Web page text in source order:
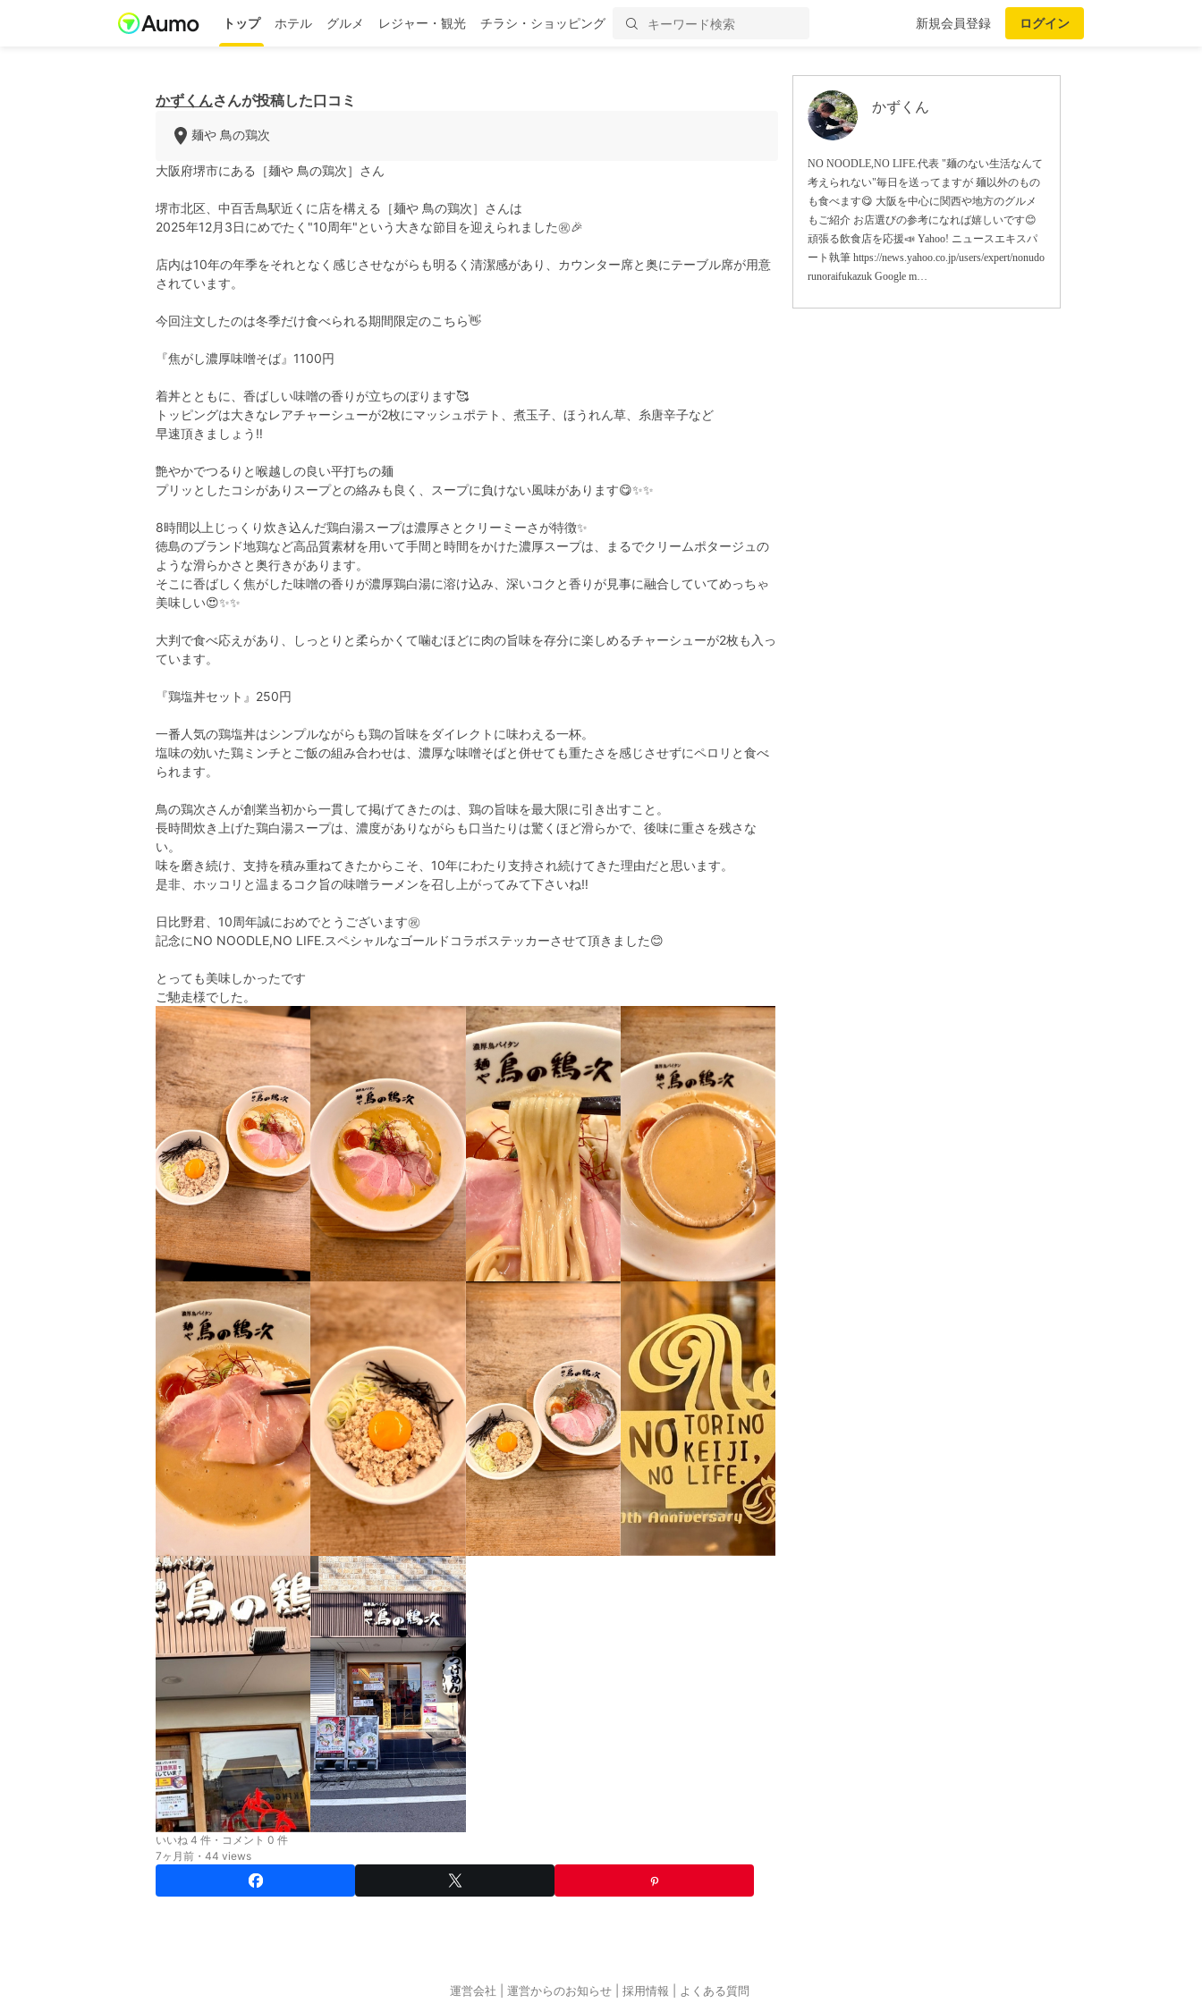
トップ ホテル グルメ レジャー・観光 チラシ・ショッピング 新規会員登録 ログイン
かずくんさんが投稿した口コミ
麺や 鳥の鶏次
大阪府堺市にある［麺や 鳥の鶏次］さん
堺市北区、中百舌鳥駅近くに店を構える［麺や 鳥の鶏次］さんは
2025年12月3日にめでたく"10周年"という大きな節目を迎えられました㊗️🎉
店内は10年の年季をそれとなく感じさせながらも明るく清潔感があり、カウンター席と奥にテーブル席が用意
されています。
今回注文したのは冬季だけ食べられる期間限定のこちら👋
『焦がし濃厚味噌そば』1100円
着丼とともに、香ばしい味噌の香りが立ちのぼります🥰
トッピングは大きなレアチャーシューが2枚にマッシュポテト、煮玉子、ほうれん草、糸唐辛子など
早速頂きましょう‼️
艶やかでつるりと喉越しの良い平打ちの麺
プリッとしたコシがありスープとの絡みも良く、スープに負けない風味があります😋✨✨
8時間以上じっくり炊き込んだ鶏白湯スープは濃厚さとクリーミーさが特徴✨
徳島のブランド地鶏など高品質素材を用いて手間と時間をかけた濃厚スープは、まるでクリームポタージュの
ような滑らかさと奥行きがあります。
そこに香ばしく焦がした味噌の香りが濃厚鶏白湯に溶け込み、深いコクと香りが見事に融合していてめっちゃ
美味しい😍✨✨
大判で食べ応えがあり、しっとりと柔らかくて噛むほどに肉の旨味を存分に楽しめるチャーシューが2枚も入っ
ています。
『鶏塩丼セット』250円
一番人気の鶏塩丼はシンプルながらも鶏の旨味をダイレクトに味わえる一杯。
塩味の効いた鶏ミンチとご飯の組み合わせは、濃厚な味噌そばと併せても重たさを感じさせずにペロリと食べ
られます。
鳥の鶏次さんが創業当初から一貫して掲げてきたのは、鶏の旨味を最大限に引き出すこと。
長時間炊き上げた鶏白湯スープは、濃度がありながらも口当たりは驚くほど滑らかで、後味に重さを残さな
い。
味を磨き続け、支持を積み重ねてきたからこそ、10年にわたり支持され続けてきた理由だと思います。
是非、ホッコリと温まるコク旨の味噌ラーメンを召し上がってみて下さいね‼️
日比野君、10周年誠におめでとうございます㊗️
記念にNO NOODLE,NO LIFE.スペシャルなゴールドコラボステッカーさせて頂きました😊
とっても美味しかったです
ご馳走様でした。
いいね 4 件・コメント 0 件
7ヶ月前・44 views
かずくん
NO NOODLE,NO LIFE.代表 "麺のない生活なんて
考えられない"毎日を送ってますが 麺以外のもの
も食べます😋 大阪を中心に関西や地方のグルメ
もご紹介 お店選びの参考になれば嬉しいです😊
頑張る飲食店を応援📣 Yahoo! ニュースエキスパ
ート執筆 https://news.yahoo.co.jp/users/expert/nonudo
runoraifukazuk Google m…
運営会社 運営からのお知らせ 採用情報 よくある質問